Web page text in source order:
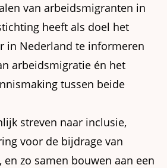
van arbeidsmigranten in
heeft als doel het
in Nederland te informeren
arbeidsmigratie én het
tussen beide
streven naar inclusie,
voor de bijdrage van
zo samen bouwen aan een